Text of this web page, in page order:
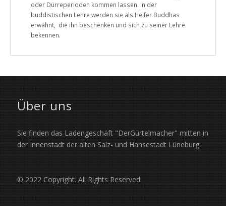
oder Dürreperioden kommen lassen. In der
buddistischen Lehre werden sie als Helfer Buddhas
erwähnt, die ihn beschenken und sich zu seiner Lehre
bekennen.
Über uns
Sie finden das Ladengeschäft "DerGürtelmacher" mitten in
der Innenstadt der alten Salz- und Hansestadt Lüneburg.
© 2022 Copyright. All Rights Reserved.